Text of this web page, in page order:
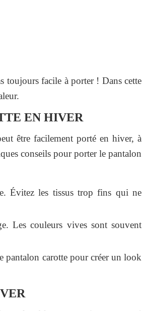
toujours facile à porter ! Dans cette
EN HIVER
être facilement porté en hiver, à
conseils pour porter le pantalon
Évitez les tissus trop fins qui ne
Les couleurs vives sont souvent
pantalon carotte pour créer un look